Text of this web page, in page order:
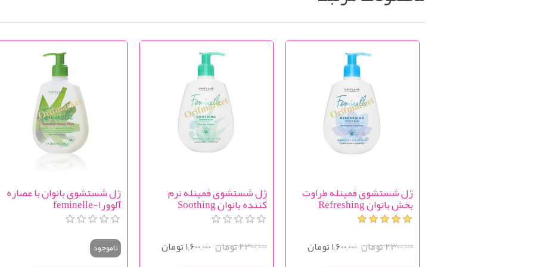
ژل شستشوی فمینله طراوت
بخش بانوان Refreshing
Feminelleintimate wash
2,300,000 تومان 1,600,000 تومان
ژل شستشوی فمینله نرم
کننده بانوان Soothing
Feminelle intimate wash
2,300,000 تومان 1,600,000 تومان
ژل شستشوی بانوان با عصاره
آلوورا-feminelle
ناموجود